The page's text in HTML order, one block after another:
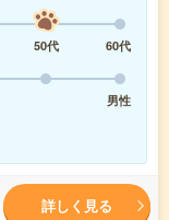
50代
60代
男性
詳しく見る